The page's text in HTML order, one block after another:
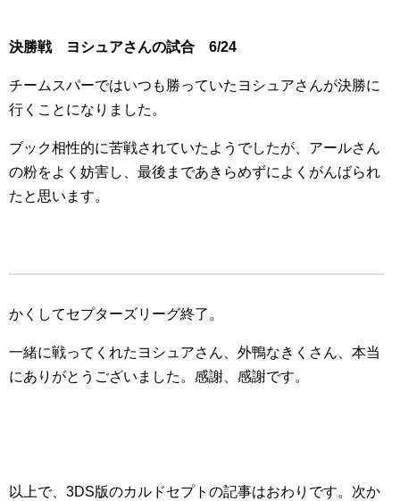
決勝戦 ヨシュアさんの試合 6/24
チームスパーではいつも勝っていたヨシュアさんが決勝に
行くことになりました。
ブック相性的に苦戦されていたようでしたが、アールさん
の粉をよく妨害し、最後まであきらめずによくがんばられ
たと思います。
かくしてセプターズリーグ終了。
一緒に戦ってくれたヨシュアさん、外鴨なきくさん、本当
にありがとうございました。感謝、感謝です。
以上で、3DS版のカルドセプトの記事はおわりです。次か